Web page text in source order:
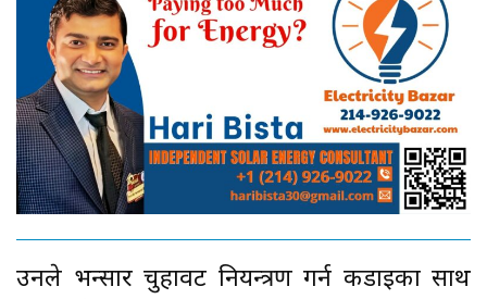
उनले भन्सार चुहावट नियन्त्रण गर्न कडाइका साथ